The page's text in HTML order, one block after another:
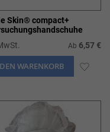
Skin® compact+
Ab 6,57 €
WARENKORB ZUR